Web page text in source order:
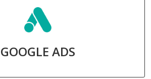
GOOGLE ADS